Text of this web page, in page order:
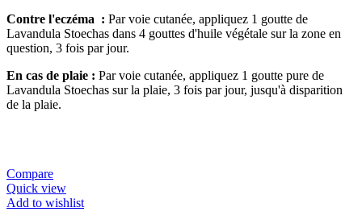
Contre l'eczéma : Par voie cutanée, appliquez 1 goutte de
Lavandula Stoechas dans 4 gouttes d'huile végétale sur la zone en
question, 3 fois par jour.
En cas de plaie : Par voie cutanée, appliquez 1 goutte pure de
Lavandula Stoechas sur la plaie, 3 fois par jour, jusqu'à disparition
de la plaie.
Compare
Quick view
Add to wishlist